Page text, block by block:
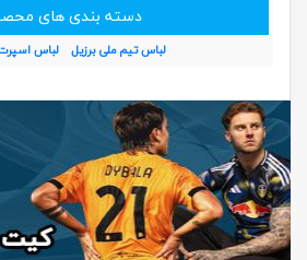
دسته بندی های
لباس تیم ملی برزیل لباس